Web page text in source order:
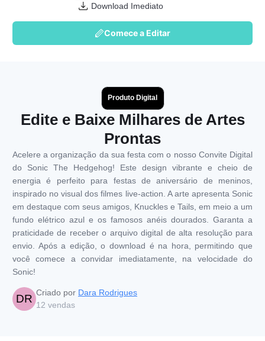
Download Imediato
Comece a Editar
Produto Digital
Edite e Baixe Milhares de Artes
Prontas
Acelere a organização da sua festa com o nosso Convite Digital
do Sonic The Hedgehog! Este design vibrante e cheio de
energia é perfeito para festas de aniversário de meninos,
inspirado no visual dos filmes live-action. A arte apresenta Sonic
em destaque com seus amigos, Knuckles e Tails, em meio a um
fundo elétrico azul e os famosos anéis dourados. Garanta a
praticidade de receber o arquivo digital de alta resolução para
envio. Após a edição, o download é na hora, permitindo que
você comece a convidar imediatamente, na velocidade do
Sonic!
DR Criado por Dara Rodrigues
12 vendas